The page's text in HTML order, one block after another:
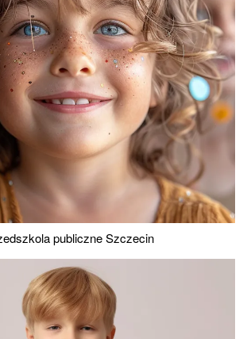
publiczne Szczecin